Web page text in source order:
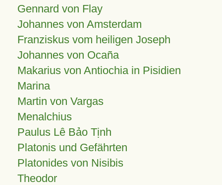
Gennard von Flay
Johannes von Amsterdam
Franziskus vom heiligen Joseph
Johannes von Ocaña
Makarius von Antiochia in Pisidien
Marina
Martin von Vargas
Menalchius
Paulus Lê Bảo Tịnh
Platonis und Gefährten
Platonides von Nisibis
Theodor